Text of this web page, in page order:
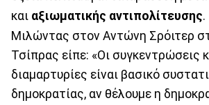
και αξιωματικής αντιπολίτευσης.
Μιλώντας στον Αντώνη Σρόιτερ
Τσίπρας είπε: «Οι συγκεντρώσεις
διαμαρτυρίες είναι βασικό
δημοκρατίας, αν θέλουμε η